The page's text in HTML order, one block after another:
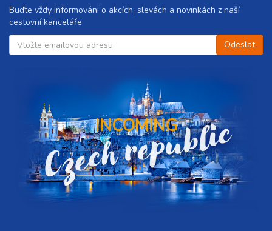
Buďte vždy informováni o akcích, slevách a novinkách z naší
cestovní kanceláře
INCOMING
Czech republic